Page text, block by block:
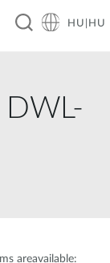
HU|HU
DWL-
areavailable: